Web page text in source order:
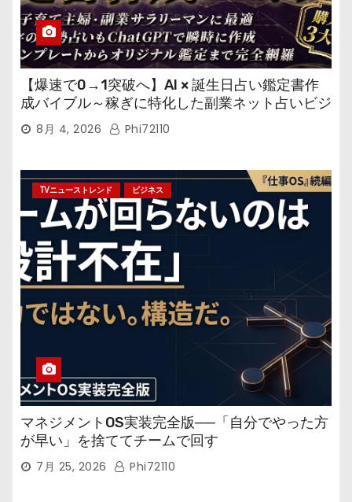
【爆速で0→1突破へ】AI × 誕生日占い鑑定書作
成バイブル～稼ぎに特化した副業ネット占いビジ
ネス8月 4, 2026 Phi72110
TVニューストレンド ビジネス
マネジメントOS実装完全版──「自分でやった方
が早い」を捨ててチームで回す
7月 25, 2026 Phi72110